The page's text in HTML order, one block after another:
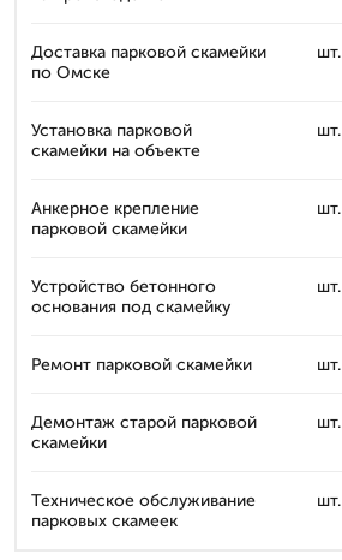
Доставка парковой скамейки
по Омске
шт.
Установка парковой
скамейки на объекте
шт.
Анкерное крепление
парковой скамейки
шт.
Устройство бетонного
основания под скамейку
шт.
Ремонт парковой скамейки шт.
Демонтаж старой парковой
скамейки
шт.
Техническое обслуживание
парковых скамеек
шт.